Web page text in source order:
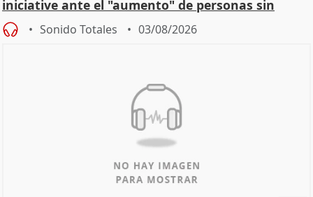
iniciative ante el "aumento" de personas sin
hogar en Madri
Sonido Totales 03/08/2026